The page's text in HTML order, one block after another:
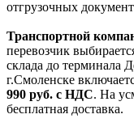
отгрузочных
Транспортной
перевозчик
склада до терминала
г.Смоленске
990 руб. с НДС. На
бесплатная доставка.